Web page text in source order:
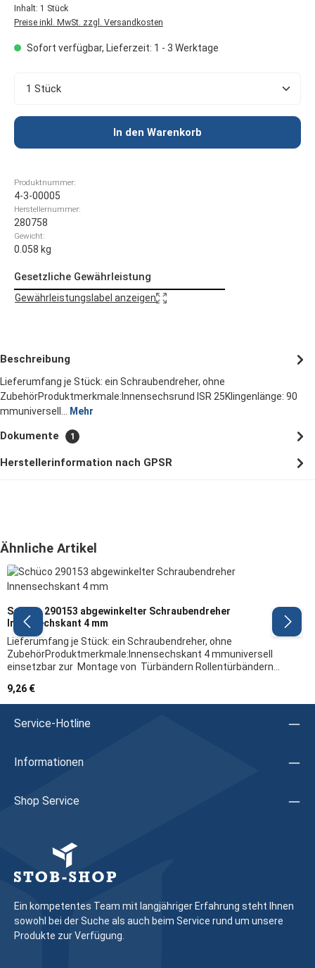
Inhalt: 1 Stück
Preise inkl. MwSt. zzgl. Versandkosten
Sofort verfügbar, Lieferzeit: 1 - 3 Werktage
Produkt Anzahl: Gib den gewünschten Wert ein
In den Warenkorb
Produktnummer:
4-3-00005
Herstellernummer:
280758
Gewicht:
0.058 kg
Gesetzliche Gewährleistung
Gewährleistungslabel anzeigen
Beschreibung
Lieferumfang je Stück: ein Schraubendreher, ohne
ZubehörProduktmerkmale:Innensechsrund ISR 25Klingenlänge: 90
mmuniversell…
Mehr
Dokumente 1
Herstellerinformation nach GPSR
Produktgalerie überspringen
Ähnliche Artikel
Schüco 290153 abgewinkelter Schraubendreher
Innensechskant 4 mm
Lieferumfang je Stück: ein Schraubendreher, ohne
ZubehörProduktmerkmale:Innensechskant 4 mmuniversell
einsetzbar zur Montage von Türbändern Rollentürbändern
Befestigender Bandteile von Flügel- und Blendrahmenzum
Verstellen vonÖffnungsbegrenzernDreh-Kipp-
ScherenMittenverriegelungenKippbändernHerstellerangaben:
Firma: SchücoHerstellerartikel: 290153Hinweis: Wir
Justieren des Fensters/der Tür durch eine Fachkraft
vornehmen zu lassen
Regulärer Preis:
9,26 €
Service-Hotline
Informationen
Shop Service
Ein kompetentes Team mit langjähriger Erfahrung steht Ihnen
sowohl bei der Suche als auch beim Service rund um unsere
Produkte zur Verfügung.